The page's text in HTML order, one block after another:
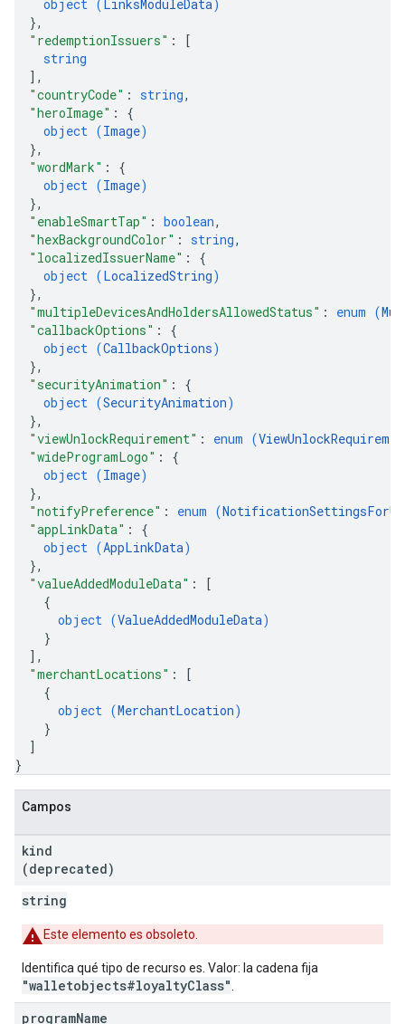
object (LinksModuleData)
},
"redemptionIssuers" :
[
string
] ,
"countryCode" : string,
"heroImage" : {
object (Image)
},
"wordMark" : {
object (Image)
},
"enableSmartTap" : boolean,
"hexBackgroundColor" : string,
"localizedIssuerName" : {
object (LocalizedString)
},
"multipleDevicesAndHoldersAllowedStatus" : enum (
"callbackOptions" : {
object (CallbackOptions)
},
"securityAnimation" : {
object (SecurityAnimation)
},
"viewUnlockRequirement" : enum (
"wideProgramLogo" : {
object (Image)
},
"notifyPreference" : enum (
"appLinkData" : {
object (AppLinkData)
},
"valueAddedModuleData" :
[
{
object (ValueAddedModuleData)
}
] ,
"merchantLocations" :
[
{
object (MerchantLocation)
}
]
}
Campos
kind
(deprecated)
string
Este elemento es obsoleto.
Identifica qué tipo de recurso es. Valor: la cadena fija
"walletobjects#loyaltyClass"
programName